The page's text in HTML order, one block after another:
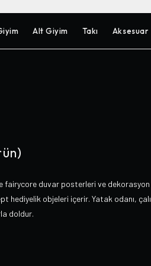
Alt Giyim Takı Aksesuar
duvar posterleri ve dekorasyon
objeleri içerir. Yatak odanı,
doldur.